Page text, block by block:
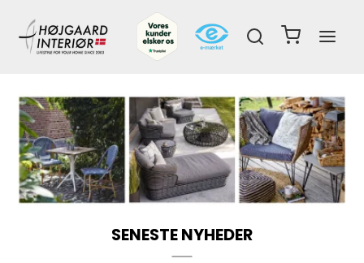
SENESTE NYHEDER